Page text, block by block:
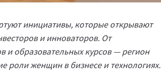
инициативы, которые открывают
и инноваторов. От
и образовательных курсов — регион
роли женщин в бизнесе и технологиях.